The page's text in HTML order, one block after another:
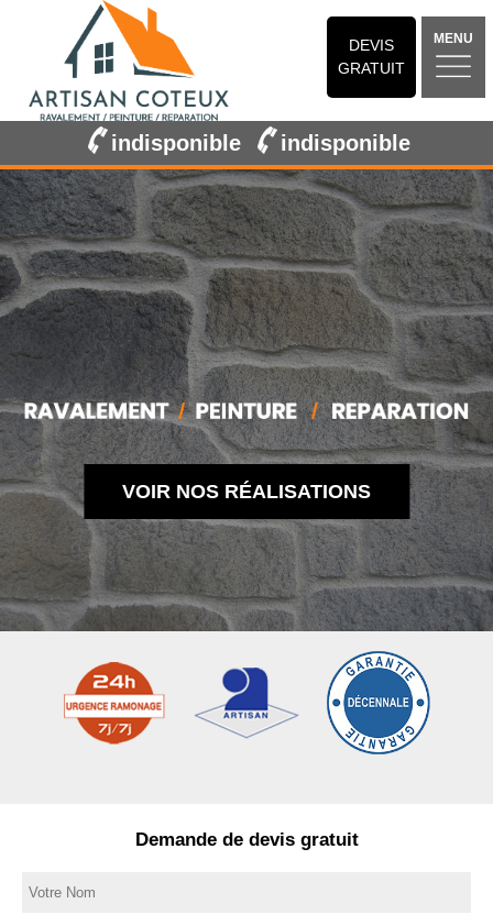
DEVIS
GRATUIT
MENU
indisponible indisponible
VOIR NOS RÉALISATIONS
Demande de devis gratuit